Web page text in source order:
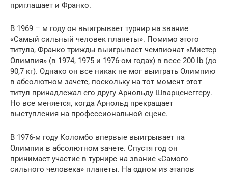
приглашает и Франко.
В 1969 – м году он выигрывает турнир на звание
«Самый сильный человек планеты». Помимо этого
титула, Франко трижды выигрывает чемпионат «Мистер
Олимпия» (в 1974, 1975 и 1976-ом годах) в весе 200 lb (до
90,7 кг). Однако он все никак не мог выиграть Олимпию
в абсолютном зачете, поскольку на тот момент этот
титул принадлежал его другу Арнольду Шварценеггеру.
Но все меняется, когда Арнольд прекращает
выступления на профессиональной сцене.
В 1976-м году Коломбо впервые выигрывает на
Олимпии в абсолютном зачете. Спустя год он
принимает участие в турнире на звание «Самого
сильного человека» планеты. На одном из этапов